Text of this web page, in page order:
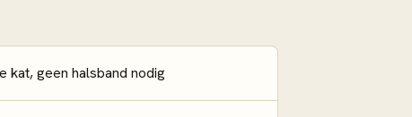
kat, geen halsband nodig